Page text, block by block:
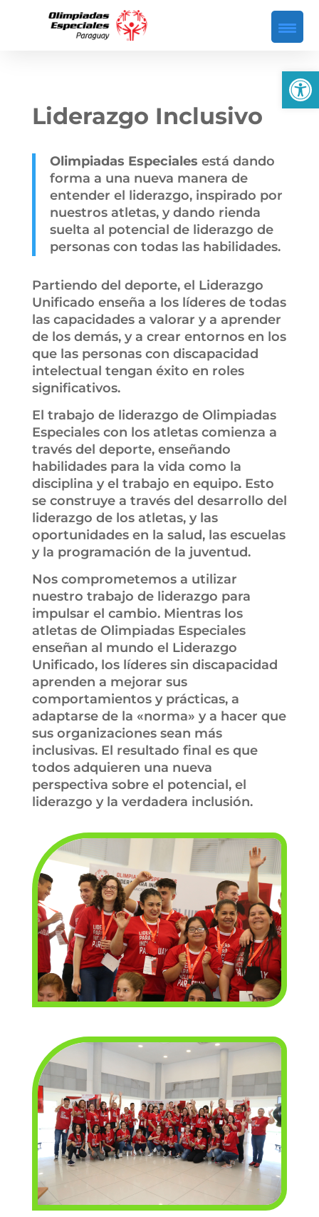
Liderazgo Inclusivo
Olimpiadas Especiales está dando
forma a una nueva manera de
entender el liderazgo, inspirado por
nuestros atletas, y dando rienda
suelta al potencial de liderazgo de
personas con todas las habilidades.
Partiendo del deporte, el Liderazgo
Unificado enseña a los líderes de todas
las capacidades a valorar y a aprender
de los demás, y a crear entornos en los
que las personas con discapacidad
intelectual tengan éxito en roles
significativos.
El trabajo de liderazgo de Olimpiadas
Especiales con los atletas comienza a
través del deporte, enseñando
habilidades para la vida como la
disciplina y el trabajo en equipo. Esto
se construye a través del desarrollo del
liderazgo de los atletas, y las
oportunidades en la salud, las escuelas
y la programación de la juventud.
Nos comprometemos a utilizar
nuestro trabajo de liderazgo para
impulsar el cambio. Mientras los
atletas de Olimpiadas Especiales
enseñan al mundo el Liderazgo
Unificado, los líderes sin discapacidad
aprenden a mejorar sus
comportamientos y prácticas, a
adaptarse de la «norma» y a hacer que
sus organizaciones sean más
inclusivas. El resultado final es que
todos adquieren una nueva
perspectiva sobre el potencial, el
liderazgo y la verdadera inclusión.